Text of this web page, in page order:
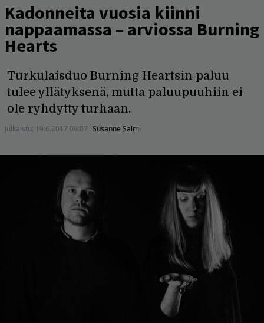
Kadonneita vuosia kiinni
nappaamassa – arviossa Burning
Hearts
Turkulaisduo Burning Heartsin paluu
tulee yllätyksenä, mutta paluupuuhiin ei
ole ryhdytty turhaan.
Julkaistu: 19.6.2017 09:07 Susanne Salmi